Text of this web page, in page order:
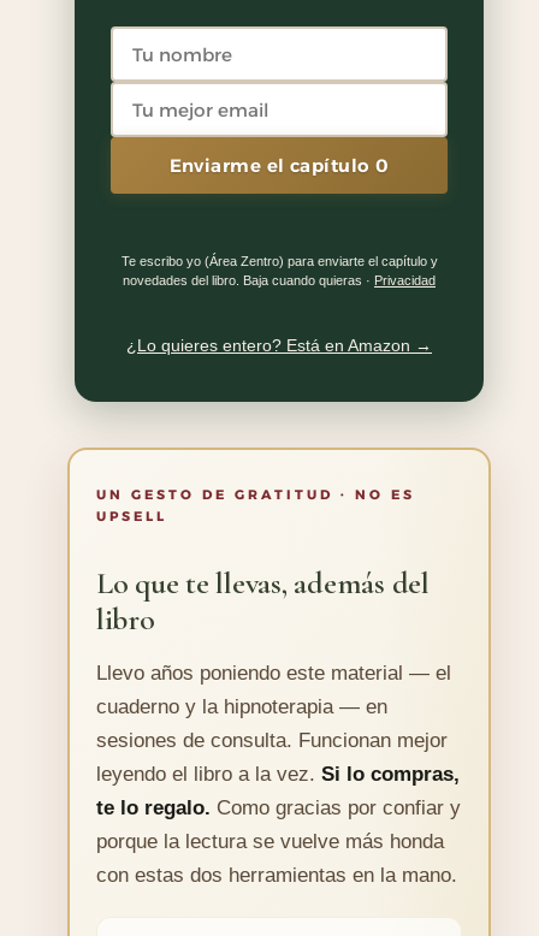
Enviarme el capítulo 0
Te escribo yo (Área Zentro) para enviarte el capítulo y
novedades del libro. Baja cuando quieras · Privacidad
¿Lo quieres entero? Está en Amazon →
UN GESTO DE GRATITUD · NO ES
UPSELL
Lo que te llevas, además del
libro
Llevo años poniendo este material — el
cuaderno y la hipnoterapia — en
sesiones de consulta. Funcionan mejor
leyendo el libro a la vez. Si lo compras,
te lo regalo. Como gracias por confiar y
porque la lectura se vuelve más honda
con estas dos herramientas en la mano.